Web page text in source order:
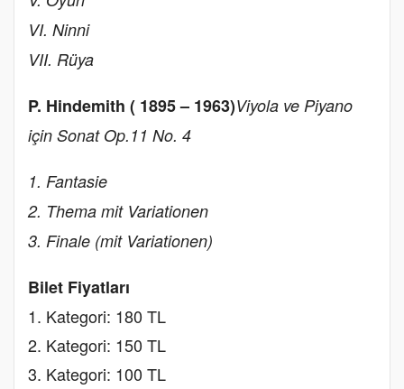
VI. Ninni
VII. Rüya
P. Hindemith ( 1895 – 1963)Viyola ve Piyano
için Sonat Op.11 No. 4
1. Fantasie
2. Thema mit Variationen
3. Finale (mit Variationen)
Bilet Fiyatları
1. Kategori: 180 TL
2. Kategori: 150 TL
3. Kategori: 100 TL